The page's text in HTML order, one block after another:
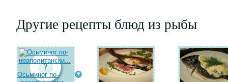
Другие рецепты блюд из рыбы
Осьминог по-